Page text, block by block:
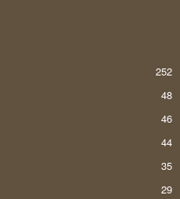
252
48
46
44
35
29